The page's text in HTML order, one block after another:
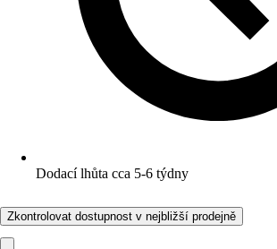
Dodací lhůta cca 5-6 týdny
Zkontrolovat dostupnost v nejbližší prodejně